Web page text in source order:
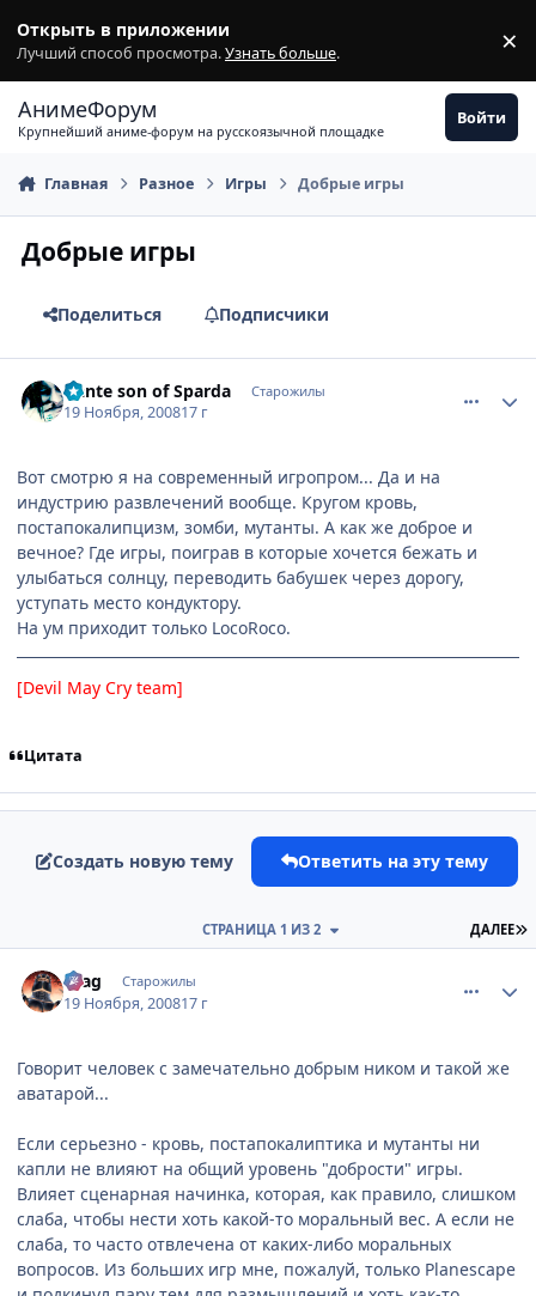
Открыть в приложении
Лучший способ просмотра.Узнать больше. ×
АнимеФорум
Крупнейший аниме-форум на русскоязычной площадке
Войти
Главная Разное Игры Добрые игры
Добрые игры
Поделиться Подписчики
Dante son of Sparda Старожилы
19 Ноября, 200817 г
Вот смотрю я на современный игропром... Да и на
индустрию развлечений вообще. Кругом кровь,
постапокалипцизм, зомби, мутанты. А как же доброе и
вечное? Где игры, поиграв в которые хочется бежать и
улыбаться солнцу, переводить бабушек через дорогу,
уступать место кондуктору.
На ум приходит только LocoRoco.
[Devil May Cry team]
Цитата
Создать новую тему Ответить на эту тему
ДАЛЕЕ
СТРАНИЦА 1 ИЗ 2
Krag Старожилы
19 Ноября, 200817 г
Говорит человек с замечательно добрым ником и такой же
аватарой...
Если серьезно - кровь, постапокалиптика и мутанты ни
капли не влияют на общий уровень "добрости" игры.
Влияет сценарная начинка, которая, как правило, слишком
слаба, чтобы нести хоть какой-то моральный вес. А если не
слаба, то часто отвлечена от каких-либо моральных
вопросов. Из больших игр мне, пожалуй, только Planescape